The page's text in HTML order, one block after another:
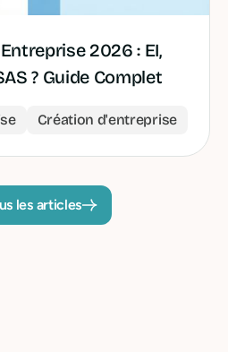
2026 : EI,
? Guide Complet
Création d'entreprise
les articles